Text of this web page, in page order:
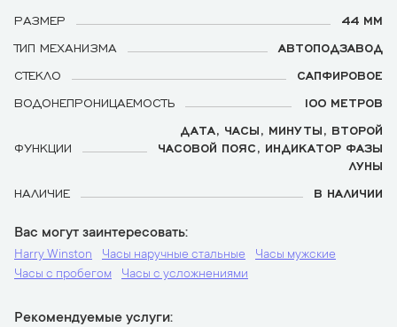
РАЗМЕР
44 ММ
ТИП МЕХАНИЗМА
АВТОПОДЗАВОД
СТЕКЛО
САПФИРОВОЕ
ВОДОНЕПРОНИЦАЕМОСТЬ
100 МЕТРОВ
ФУНКЦИИ
ДАТА, ЧАСЫ, МИНУТЫ, ВТОРОЙ
ЧАСОВОЙ ПОЯС, ИНДИКАТОР ФАЗЫ
ЛУНЫ
НАЛИЧИЕ
В НАЛИЧИИ
Вас могут заинтересовать
Harry Winston Часы наручные стальные
Часы мужские
Часы с пробегом
Часы с усложнениями
Рекомендуемые услуги